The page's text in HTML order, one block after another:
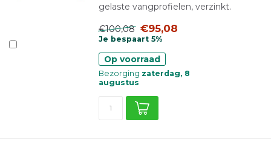
gelaste vangprofielen, verzinkt.
€100,08 €95,08
Je bespaart 5%
Op voorraad
Bezorging zaterdag, 8
augustus